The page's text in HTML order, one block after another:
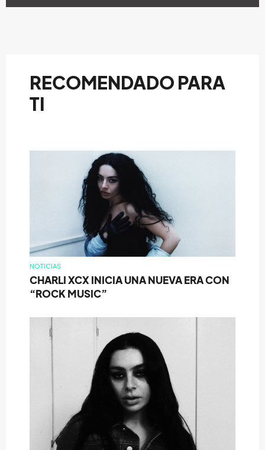
RECOMENDADO PARA
TI
NOTICIAS
CHARLI XCX INICIA UNA NUEVA ERA CON
“ROCK MUSIC”